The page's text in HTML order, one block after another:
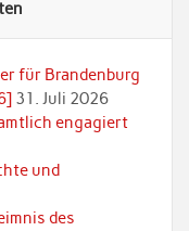
für Brandenburg
31. Juli 2026
engagiert
und
des